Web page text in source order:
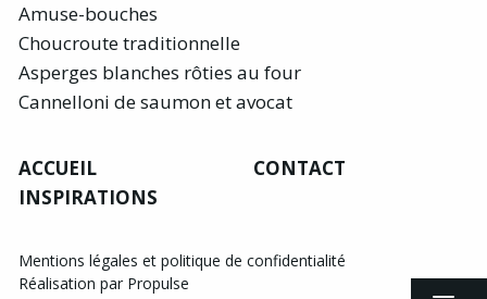
Amuse-bouches
Choucroute traditionnelle
Asperges blanches rôties au four
Cannelloni de saumon et avocat
ACCUEIL
INSPIRATIONS
CONTACT
Mentions légales et politique de confidentialité
Réalisation par Propulse